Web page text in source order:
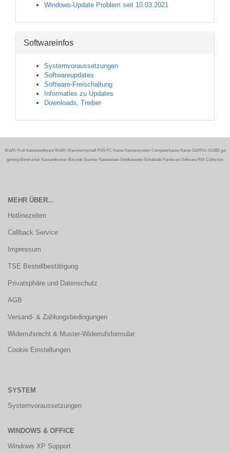
Windows-Update Problem seit 10.03.2021
Softwareinfos
Systemvoraussetzungen
Softwareupdates
Software-Freischaltung
Informaties zu Updates
Downloads, Treiber
WaWi Profi Kassensoftware WaWi Warenwirtschaft POS PC Kasse Kassensystem Computerkasse Kasse GDPDU GOBD gut
günstig Bondrucker Kassendrucker Barcode Scanner Kassenlade Geldkassette Schublade Hardware Software RM-Collection
MEHR ÜBER...
Hotlinezeiten
Callback Service
Impressum
TSE Bestellbestätigung
Privatsphäre und Datenschutz
AGB
Versand- & Zahlungsbedingungen
Widerrufsrecht & Muster-Widerrufsformular
Cookie Einstellungen
SYSTEM
Systemvoraussetzungen
WINDOWS & OFFICE
Windows XP Support